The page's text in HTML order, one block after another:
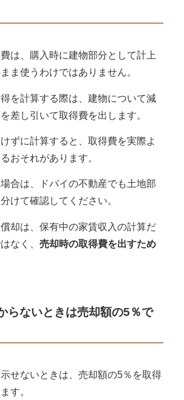
は、 購入時に建物部分として計上
ま使うわけではありません。
を計算する際は、建物について減
差し引いて取得費を出します。
ずに計算すると、取得費を実際よ
おそれがあります。
合は、ドバイの不動産でも土地部
けて確認してください。
却は、保有中の家賃収入の計算だ
なく、 売却時の取得費を出すため
らないときは売却額の5％で
せないときは、 売却額の5％を取得
す。